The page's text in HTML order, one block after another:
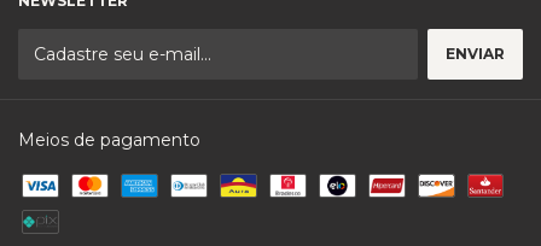
Meios de pagamento